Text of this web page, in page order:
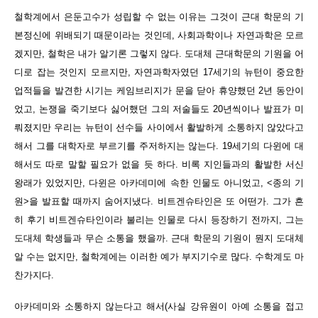
철학계에서 은둔고수가 성립할 수 없는 이유는 그것이 근대 학문의 기
본정신에 위배되기 때문이라는 것인데, 사회과학이나 자연과학은 모르
겠지만, 철학은 내가 알기론 그렇지 않다. 도대체 근대학문의 기원을 어
디로 잡는 것인지 모르지만, 자연과학자였던 17세기의 뉴턴이 중요한
업적들을 발견한 시기는 케임브리지가 문을 닫아 휴양했던 2년 동안이
었고, 논쟁을 죽기보다 싫어했던 그의 저술들도 20년씩이나 발표가 미
뤄졌지만 우리는 뉴턴이 선수들 사이에서 활발하게 소통하지 않았다고
해서 그를 대학자로 부르기를 주저하지는 않는다. 19세기의 다윈에 대
해서도 따로 말할 필요가 없을 듯 하다. 비록 지인들과의 활발한 서신
왕래가 있었지만, 다윈은 아카데미에 속한 인물도 아니었고, <종의 기
원>을 발표할 때까지 숨어지냈다. 비트겐슈타인은 또 어떤가. 그가 흔
히 후기 비트겐슈타인이라 불리는 인물로 다시 등장하기 전까지, 그는
도대체 학생들과 무슨 소통을 했을까. 근대 학문의 기원이 뭔지 도대체
알 수는 없지만, 철학계에는 이러한 예가 부지기수로 많다. 수학계도 마
찬가지다.
아카데미와 소통하지 않는다고 해서(사실 강유원이 아예 소통을 접고